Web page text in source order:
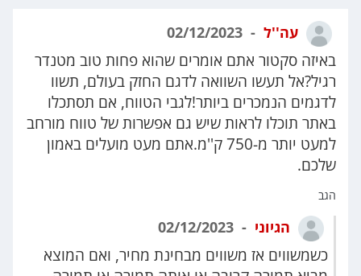
עה''ל
באיזה סקטור אתם אומרים שהוא פחות טוב מטנדר
רגיל?אל תעשו השוואה לדגם החזק בעולם, תשוו
לדגמים הנמכרים ביותר!לגבי הטווח, אם תסתכלו
באתר תוכלו לראות שיש גם אפשרות של טווח מורחב
למעט יותר מ-750 ק''מ.אתם מעט מועלים באמון
שלכם.
הגב
הגיוני
כשמשווים אז משווים מבחינת מחיר, ואם המוצא